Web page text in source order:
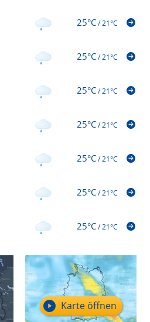
25°C/21°C
25°C/21°C
25°C/21°C
25°C/21°C
25°C/21°C
25°C/21°C
25°C/21°C
Karte öffnen